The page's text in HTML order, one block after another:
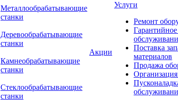
Металлообрабатывающие
станки
Деревообрабатывающие
станки
Камнеобрабатывающие
станки
Стеклообрабатывающие
станки
Акции
Услуги
Ремонт
Поставка
материалов
Продажа